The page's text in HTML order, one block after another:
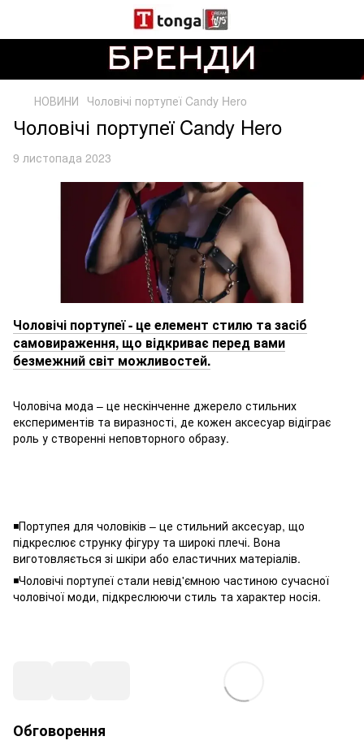
НОВИНИ Чоловічі портупеї Candy Hero
Чоловічі портупеї Candy Hero
9 листопада 2023
Чоловічі портупеї - це елемент стилю та засіб
самовираження, що відкриває перед вами
безмежний світ можливостей.
Чоловіча мода – це нескінченне джерело стильних
експериментів та виразності, де кожен аксесуар відіграє
роль у створенні неповторного образу.
◾️Портупея для чоловіків – це стильний аксесуар, що
підкреслює струнку фігуру та широкі плечі. Вона
виготовляється зі шкіри або еластичних матеріалів.
◾️Чоловічі портупеї стали невід'ємною частиною сучасної
чоловічої моди, підкреслюючи стиль та характер носія.
Обговорення